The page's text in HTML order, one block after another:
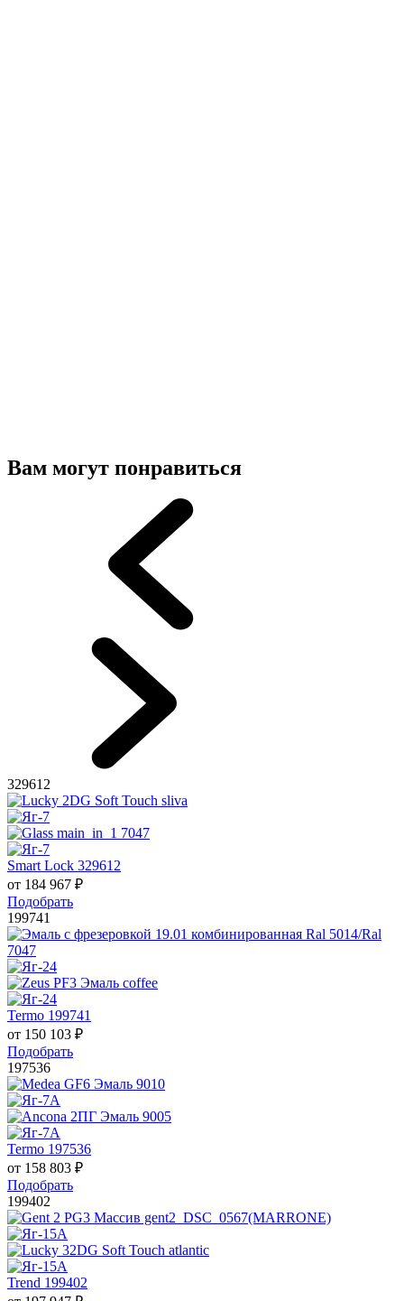
Вам могут понравиться
329612
Smart Lock 329612
от 184 967 ₽
Подобрать
199741
Termo 199741
от 150 103 ₽
Подобрать
197536
Termo 197536
от 158 803 ₽
Подобрать
199402
Trend 199402